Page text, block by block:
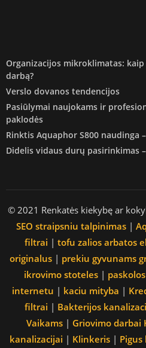
Organizacijos mikroklimatas:
darbą?
Verslo dovanos tendencijos
Pasiūlymai naujokams ir
paklodės
Rinktis Aquaphor S800 naudinga
Didelis vidaus durų pasirinkimas
© 2021 Renkatės kiekybę ar
SEO straipsniu talpinimas |
filtrai | tofu zalios arbatos
originalus | prekiu gyvunams
ikrovimo stoteles |
internetu | kaciu mityba |
filtrai | Bakterijos
Vaikams| Griovimo darbai
kanalizacijai | Klinkeris |